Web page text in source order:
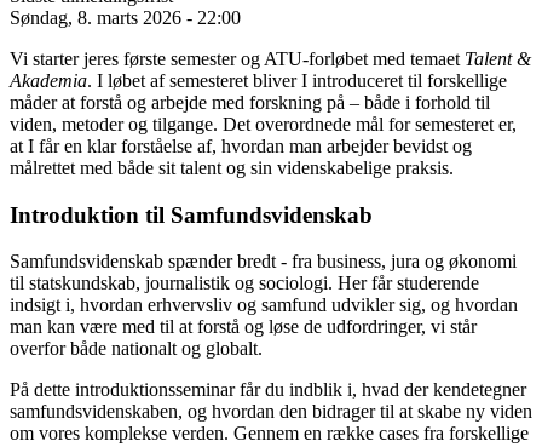
Søndag, 8. marts 2026 - 22:00
Vi starter jeres første semester og ATU-forløbet med temaet Talent &
Akademia. I løbet af semesteret bliver I introduceret til forskellige
måder at forstå og arbejde med forskning på – både i forhold til
viden, metoder og tilgange. Det overordnede mål for semesteret er,
at I får en klar forståelse af, hvordan man arbejder bevidst og
målrettet med både sit talent og sin videnskabelige praksis.
Introduktion til Samfundsvidenskab
Samfundsvidenskab spænder bredt - fra business, jura og økonomi
til statskundskab, journalistik og sociologi. Her får studerende
indsigt i, hvordan erhvervsliv og samfund udvikler sig, og hvordan
man kan være med til at forstå og løse de udfordringer, vi står
overfor både nationalt og globalt.
På dette introduktionsseminar får du indblik i, hvad der kendetegner
samfundsvidenskaben, og hvordan den bidrager til at skabe ny viden
om vores komplekse verden. Gennem en række cases fra forskellige